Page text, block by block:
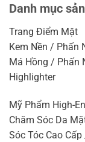
Danh mục
Trang Điểm Mặt
Kem Nền / Phấn
Má Hồng / Phấn
Highlighter
Mỹ Phẩm High-
Chăm Sóc Da
Sóc Tóc Cao